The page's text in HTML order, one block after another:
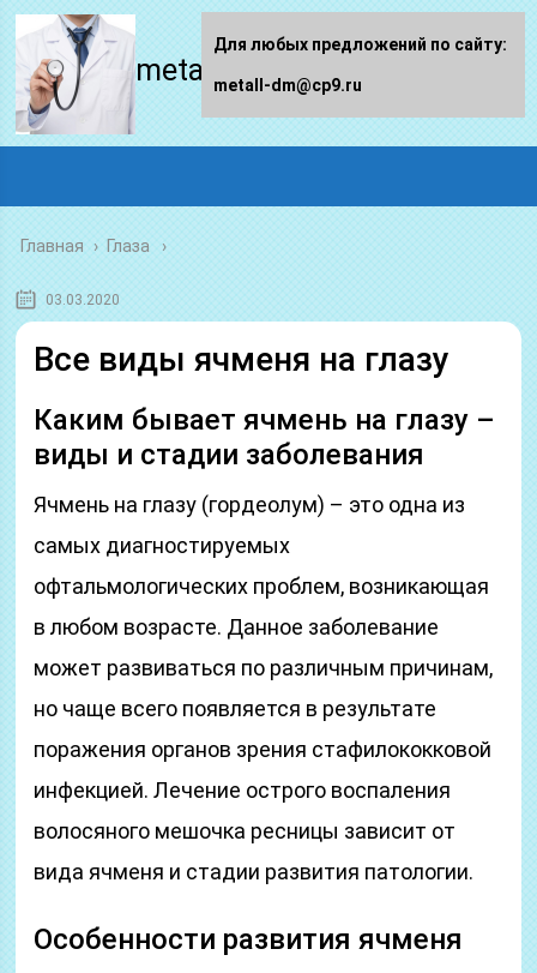
metall-dm.ru
Главная › Глаза
03.03.2020
Все виды ячменя на глазу
Каким бывает ячмень на глазу –
виды и стадии заболевания
Ячмень на глазу (гордеолум) – это одна из
самых диагностируемых
офтальмологических проблем, возникающая
в любом возрасте. Данное заболевание
может развиваться по различным причинам,
но чаще всего появляется в результате
поражения органов зрения стафилококковой
инфекцией. Лечение острого воспаления
волосяного мешочка ресницы зависит от
вида ячменя и стадии развития патологии.
Особенности развития ячменя
Для любых предложений по сайту:
metall-dm@cp9.ru